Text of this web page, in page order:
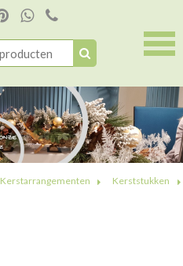
Kerstarrangementen Kerststukken